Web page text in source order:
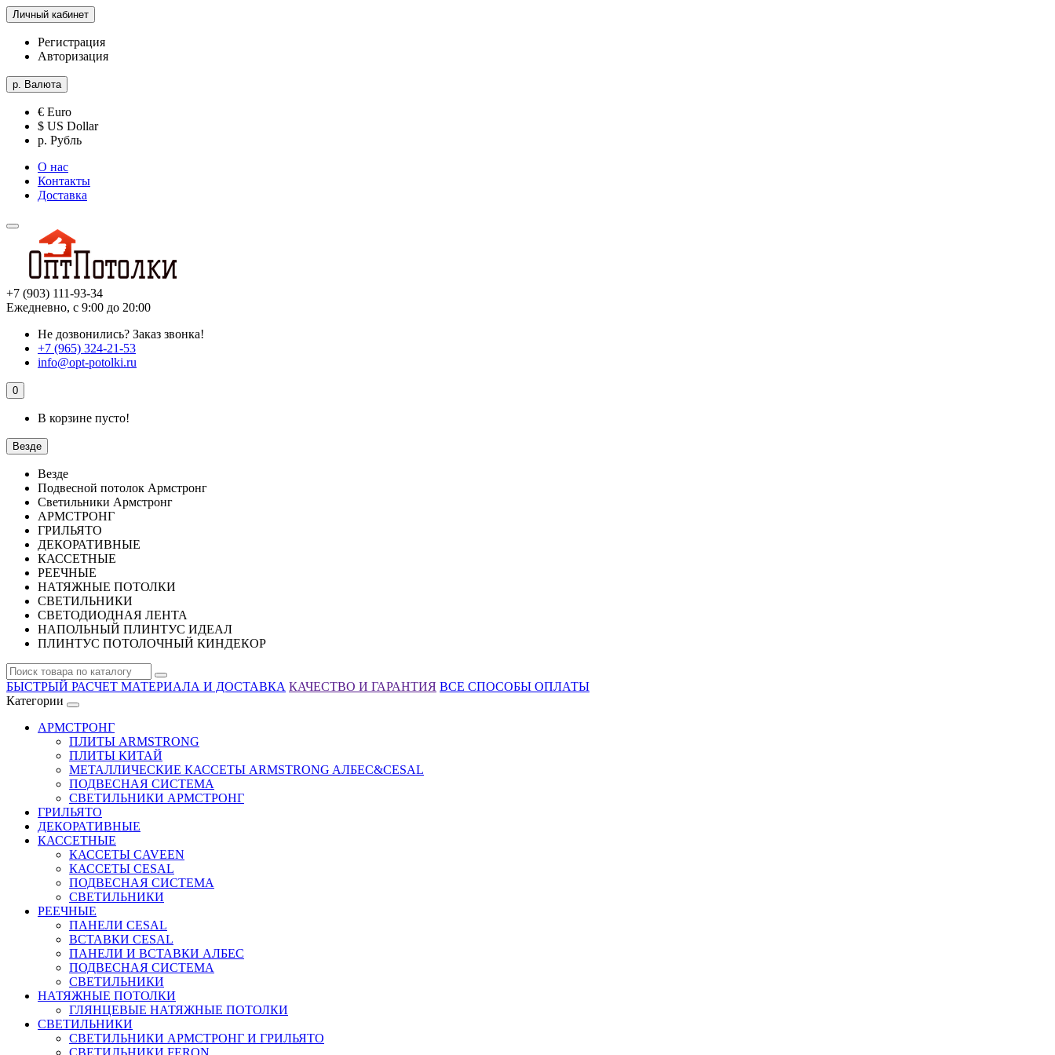
Личный кабинет
Регистрация
Авторизация
р. Валюта
€ Euro
$ US Dollar
р. Рубль
О нас
Контакты
Доставка
+7 (903) 111-93-34
Ежедневно, с 9:00 до 20:00
Не дозвонились? Заказ звонка!
+7 (965) 324-21-53
info@opt-potolki.ru
0
В корзине пусто!
Везде
Везде
Подвесной потолок Армстронг
Светильники Армстронг
АРМСТРОНГ
ГРИЛЬЯТО
ДЕКОРАТИВНЫЕ
КАССЕТНЫЕ
РЕЕЧНЫЕ
НАТЯЖНЫЕ ПОТОЛКИ
СВЕТИЛЬНИКИ
СВЕТОДИОДНАЯ ЛЕНТА
НАПОЛЬНЫЙ ПЛИНТУС ИДЕАЛ
ПЛИНТУС ПОТОЛОЧНЫЙ КИНДЕКОР
БЫСТРЫЙ РАСЧЕТ МАТЕРИАЛА И ДОСТАВКА КАЧЕСТВО И ГАРАНТИЯ ВСЕ СПОСОБЫ ОПЛАТЫ
Категории
АРМСТРОНГ
ПЛИТЫ ARMSTRONG
ПЛИТЫ КИТАЙ
МЕТАЛЛИЧЕСКИЕ КАССЕТЫ ARMSTRONG AЛБЕС&CESAL
ПОДВЕСНАЯ СИСТЕМА
СВЕТИЛЬНИКИ АРМСТРОНГ
ГРИЛЬЯТО
ДЕКОРАТИВНЫЕ
КАССЕТНЫЕ
КАССЕТЫ CAVEEN
КАССЕТЫ CESAL
ПОДВЕСНАЯ СИСТЕМА
СВЕТИЛЬНИКИ
РЕЕЧНЫЕ
ПАНЕЛИ CESAL
ВСТАВКИ CESAL
ПАНЕЛИ И ВСТАВКИ АЛБЕС
ПОДВЕСНАЯ СИСТЕМА
СВЕТИЛЬНИКИ
НАТЯЖНЫЕ ПОТОЛКИ
ГЛЯНЦЕВЫЕ НАТЯЖНЫЕ ПОТОЛКИ
СВЕТИЛЬНИКИ
СВЕТИЛЬНИКИ АРМСТРОНГ И ГРИЛЬЯТО
СВЕТИЛЬНИКИ FERON